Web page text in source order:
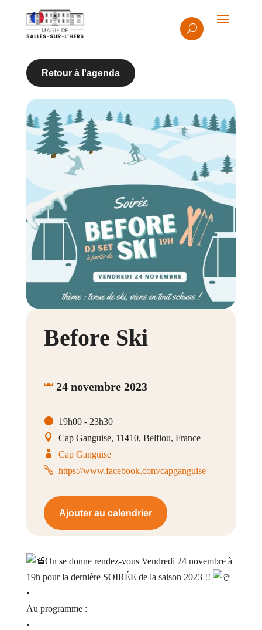
Retour à l'agenda
Before Ski
24 novembre 2023
19h00 - 23h30
Cap Ganguise, 11410, Belflou, France
Cap Ganguise
https://www.facebook.com/capganguise
Ajouter au calendrier
On se donne rendez-vous Vendredi 24 novembre à
19h pour la dernière SOIRÉE de la saison 2023 !!
•
Au programme :
•